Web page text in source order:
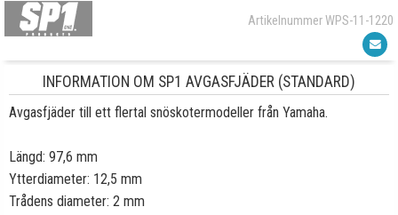
Artikelnummer WPS-11-1220
INFORMATION OM SP1 AVGASFJÄDER (STANDARD)
Avgasfjäder till ett flertal snöskotermodeller från Yamaha.
Längd: 97,6 mm
Ytterdiameter: 12,5 mm
Trådens diameter: 2 mm